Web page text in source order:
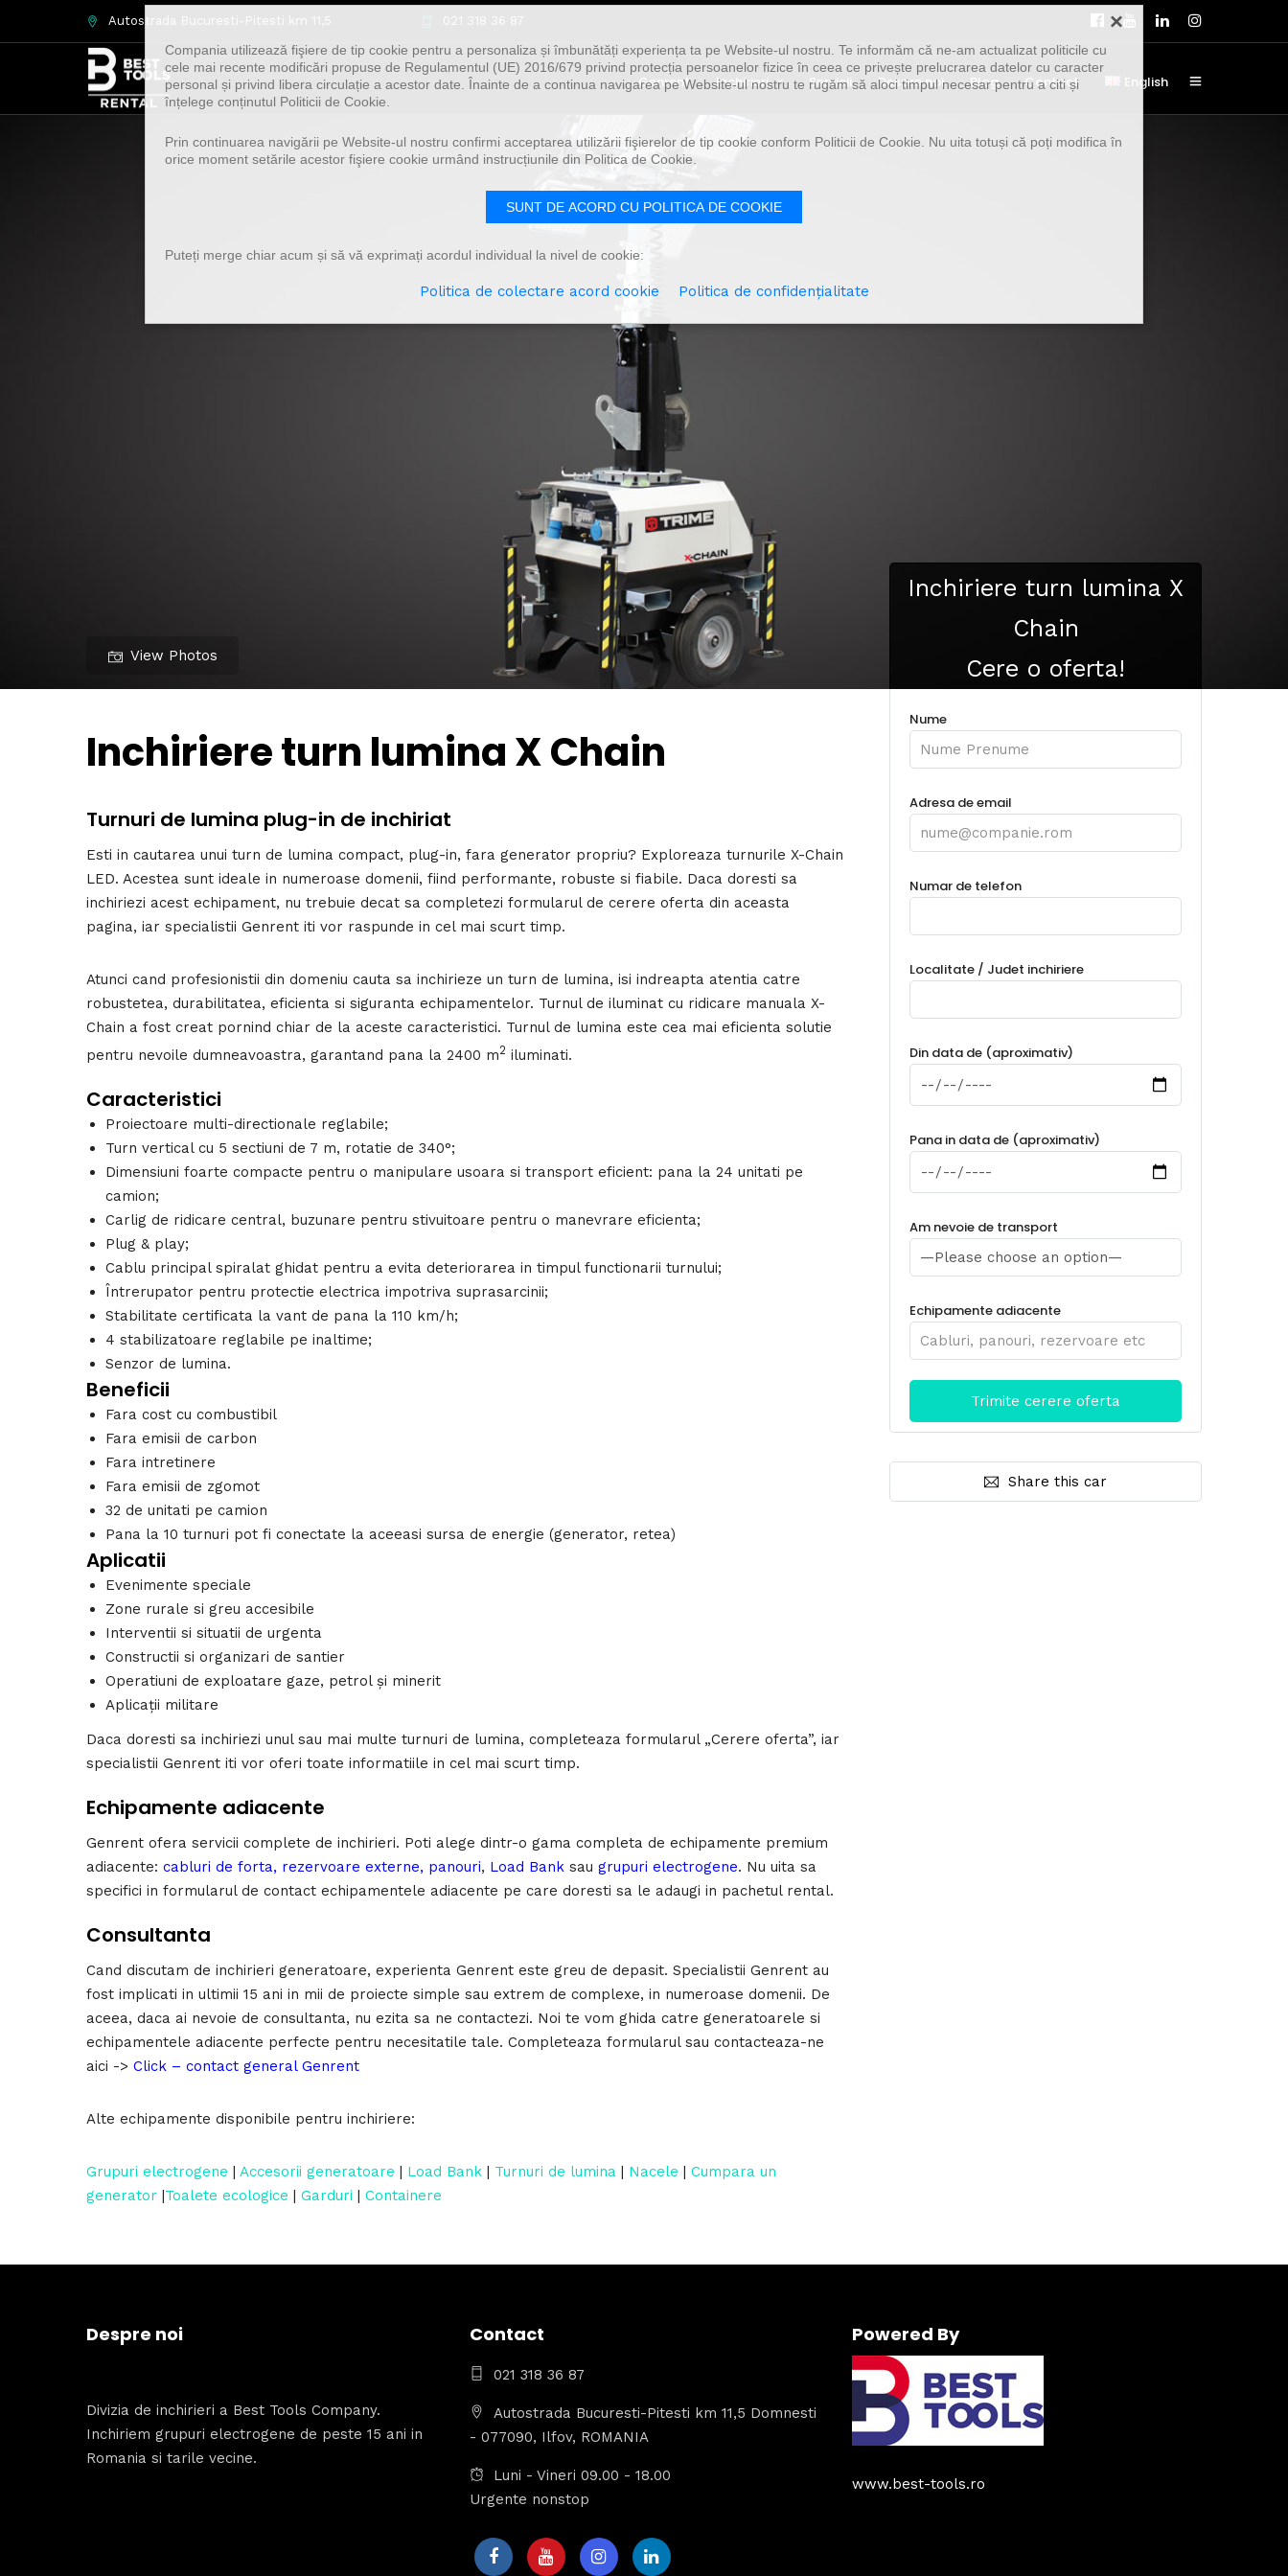
Autostrada Bucuresti-Pitesti km 11,5 021 318 36 87
Genrent Inchirieri Servicii Despre noi Blog Contact English
View Photos
Inchiriere turn lumina X
Chain
Cere o oferta!
Inchiriere turn lumina X Chain
Turnuri de lumina plug-in de inchiriat
Esti in cautarea unui turn de lumina compact, plug-in, fara generator propriu? Exploreaza turnurile X-Chain
LED. Acestea sunt ideale in numeroase domenii, fiind performante, robuste si fiabile. Daca doresti sa
inchiriezi acest echipament, nu trebuie decat sa completezi formularul de cerere oferta din aceasta
pagina, iar specialistii Genrent iti vor raspunde in cel mai scurt timp.
Atunci cand profesionistii din domeniu cauta sa inchirieze un turn de lumina, isi indreapta atentia catre
robustetea, durabilitatea, eficienta si siguranta echipamentelor. Turnul de iluminat cu ridicare manuala X-
Chain a fost creat pornind chiar de la aceste caracteristici. Turnul de lumina este cea mai eficienta solutie
pentru nevoile dumneavoastra, garantand pana la 2400 m2 iluminati.
Caracteristici
Proiectoare multi-directionale reglabile;
Turn vertical cu 5 sectiuni de 7 m, rotatie de 340°;
Dimensiuni foarte compacte pentru o manipulare usoara si transport eficient: pana la 24 unitati pe
camion;
Carlig de ridicare central, buzunare pentru stivuitoare pentru o manevrare eficienta;
Plug & play;
Cablu principal spiralat ghidat pentru a evita deteriorarea in timpul functionarii turnului;
Întrerupator pentru protectie electrica impotriva suprasarcinii;
Stabilitate certificata la vant de pana la 110 km/h;
4 stabilizatoare reglabile pe inaltime;
Senzor de lumina.
Beneficii
Fara cost cu combustibil
Fara emisii de carbon
Fara intretinere
Fara emisii de zgomot
32 de unitati pe camion
Pana la 10 turnuri pot fi conectate la aceeasi sursa de energie (generator, retea)
Aplicatii
Evenimente speciale
Zone rurale si greu accesibile
Interventii si situatii de urgenta
Constructii si organizari de santier
Operatiuni de exploatare gaze, petrol și minerit
Aplicații militare
Daca doresti sa inchiriezi unul sau mai multe turnuri de lumina, completeaza formularul „Cerere oferta”, iar
specialistii Genrent iti vor oferi toate informatiile in cel mai scurt timp.
Echipamente adiacente
Genrent ofera servicii complete de inchirieri. Poti alege dintr-o gama completa de echipamente premium
adiacente: cabluri de forta, rezervoare externe, panouri, Load Bank sau grupuri electrogene. Nu uita sa
specifici in formularul de contact echipamentele adiacente pe care doresti sa le adaugi in pachetul rental.
Consultanta
Cand discutam de inchirieri generatoare, experienta Genrent este greu de depasit. Specialistii Genrent au
fost implicati in ultimii 15 ani in mii de proiecte simple sau extrem de complexe, in numeroase domenii. De
aceea, daca ai nevoie de consultanta, nu ezita sa ne contactezi. Noi te vom ghida catre generatoarele si
echipamentele adiacente perfecte pentru necesitatile tale. Completeaza formularul sau contacteaza-ne
aici -> Click – contact general Genrent
Alte echipamente disponibile pentru inchiriere:
Grupuri electrogene | Accesorii generatoare | Load Bank | Turnuri de lumina | Nacele | Cumpara un
generator |Toalete ecologice | Garduri | Containere
Nume
Adresa de email
Numar de telefon
Localitate / Judet inchiriere
Din data de (aproximativ)
Pana in data de (aproximativ)
Am nevoie de transport
Echipamente adiacente
Share this car
Despre noi
Divizia de inchirieri a Best Tools Company.
Inchiriem grupuri electrogene de peste 15 ani in
Romania si tarile vecine.
Contact
021 318 36 87
Autostrada Bucuresti-Pitesti km 11,5 Domnesti
- 077090, Ilfov, ROMANIA
Luni - Vineri 09.00 - 18.00
Urgente nonstop
Powered By
www.best-tools.ro
×
Compania utilizează fişiere de tip cookie pentru a personaliza și îmbunătăți experiența ta pe Website-ul nostru. Te informăm că ne-am actualizat politicile cu
cele mai recente modificări propuse de Regulamentul (UE) 2016/679 privind protecția persoanelor fizice în ceea ce privește prelucrarea datelor cu caracter
personal și privind libera circulație a acestor date. Înainte de a continua navigarea pe Website-ul nostru te rugăm să aloci timpul necesar pentru a citi și
înțelege conținutul Politicii de Cookie.
Prin continuarea navigării pe Website-ul nostru confirmi acceptarea utilizării fişierelor de tip cookie conform Politicii de Cookie. Nu uita totuși că poți modifica în
orice moment setările acestor fişiere cookie urmând instrucțiunile din Politica de Cookie.
SUNT DE ACORD CU POLITICA DE COOKIE
Puteți merge chiar acum și să vă exprimați acordul individual la nivel de cookie:
Politica de colectare acord cookie Politica de confidențialitate